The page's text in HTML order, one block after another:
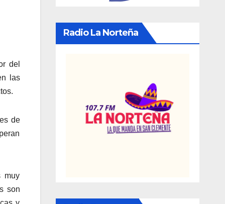
del
las
de
muy
son
Radio La Norteña